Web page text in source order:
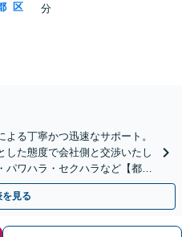
区
分
よる丁寧かつ迅速なサポート。
した態度で会社側と交渉いたし
パワハラ・セクハラなど【都庁
見る